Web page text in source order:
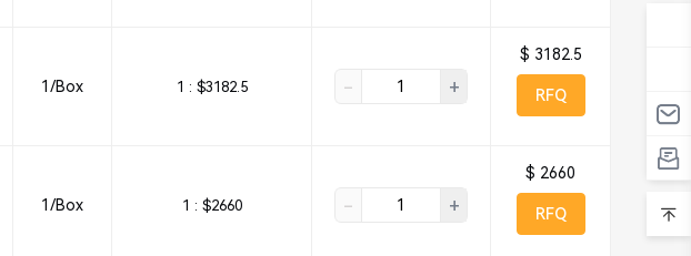
1/Box 1 : $3182.5 - +
$ 3182.5
RFQ
1/Box 1 : $2660 - +
$ 2660
RFQ